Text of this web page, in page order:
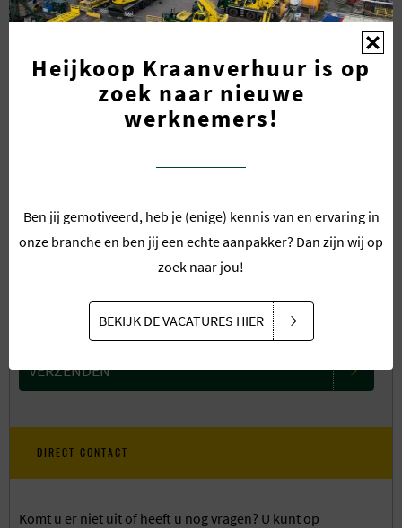
VERZENDEN
DIRECT CONTACT
Komt u er niet uit of heeft u nog vragen? U kunt op
Heijkoop Kraanverhuur is op
zoek naar nieuwe
werknemers!
Ben jij gemotiveerd, heb je (enige) kennis van en ervaring in
onze branche en ben jij een echte aanpakker? Dan zijn wij op
zoek naar jou!
BEKIJK DE VACATURES HIER